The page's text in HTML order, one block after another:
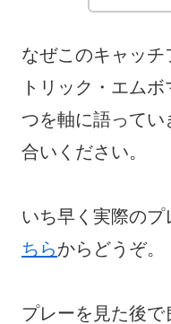
なぜこのキャッ
トリック・エム
つを軸に語ってい
合いください。
いち早く実際の
ちらからどうぞ。
プレーを見た後